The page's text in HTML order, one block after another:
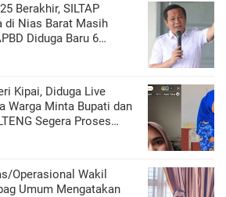
Berakhir, SILTAP
di Nias Barat Masih
Diduga Baru 6
Kipai, Diduga Live
Warga Minta Bupati dan
Segera Proses
Operasional Wakil
Umum Mengatakan